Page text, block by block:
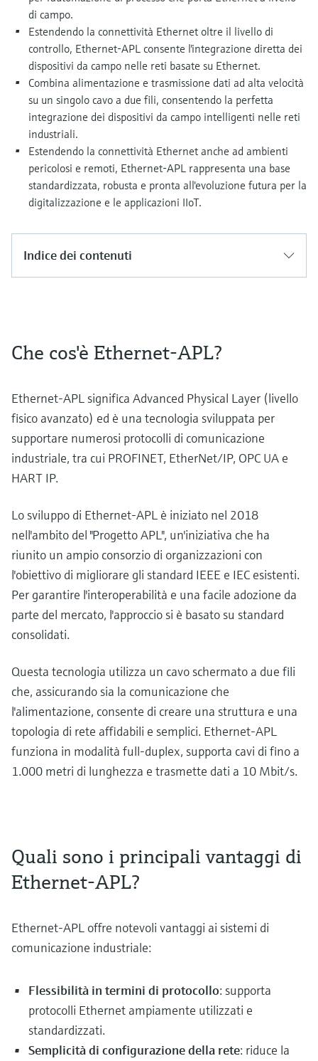
Accesso a Device Viewer
Trova informazioni e documentazione
specifiche sul prodotto
Trova i ricambi giusti
Trova i ricambi per codice prodotto, codice
ordine o numero di serie
microonde
Misura del livello tramite la misura
della pressione
Visualizza tutti
microonde
Memosens technology
Visualizza tutti
dell'eccellenza operativa e dei
modelli decisionali
di campo.
Estendendo la connettività Ethernet oltre il livello di
controllo, Ethernet-APL consente l'integrazione diretta dei
dispositivi da campo nelle reti basate su Ethernet.
Combina alimentazione e trasmissione dati ad alta velocità
su un singolo cavo a due fili, consentendo la perfetta
integrazione dei dispositivi da campo intelligenti nelle reti
industriali.
Estendendo la connettività Ethernet anche ad ambienti
pericolosi e remoti, Ethernet-APL rappresenta una base
standardizzata, robusta e pronta all'evoluzione futura per la
digitalizzazione e le applicazioni IIoT.
Indice dei contenuti
Che cos'è Ethernet-APL?
Ethernet-APL significa Advanced Physical Layer (livello
fisico avanzato) ed è una tecnologia sviluppata per
supportare numerosi protocolli di comunicazione
industriale, tra cui PROFINET, EtherNet/IP, OPC UA e
HART IP.
Lo sviluppo di Ethernet-APL è iniziato nel 2018
nell'ambito del "Progetto APL", un'iniziativa che ha
riunito un ampio consorzio di organizzazioni con
l'obiettivo di migliorare gli standard IEEE e IEC esistenti.
Per garantire l'interoperabilità e una facile adozione da
parte del mercato, l'approccio si è basato su standard
consolidati.
Questa tecnologia utilizza un cavo schermato a due fili
che, assicurando sia la comunicazione che
l'alimentazione, consente di creare una struttura e una
topologia di rete affidabili e semplici. Ethernet-APL
funziona in modalità full-duplex, supporta cavi di fino a
1.000 metri di lunghezza e trasmette dati a 10 Mbit/s.
Quali sono i principali vantaggi di
Ethernet-APL?
Ethernet-APL offre notevoli vantaggi ai sistemi di
comunicazione industriale:
Flessibilità in termini di protocollo: supporta
protocolli Ethernet ampiamente utilizzati e
standardizzati.
Semplicità di configurazione della rete: riduce la